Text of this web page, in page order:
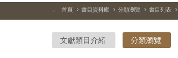
院-
臺
灣
::: 首頁 書目資料庫 分類瀏覽 書目列表
文獻類目介紹 分類瀏覽